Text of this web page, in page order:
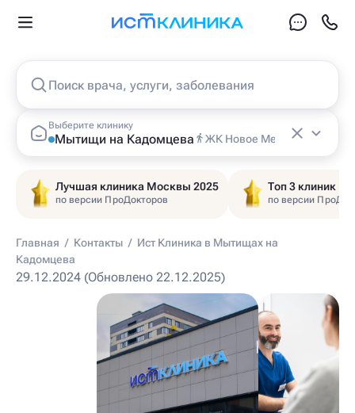
Поиск врача, услуги, заболевания
Выберите клинику
Мытищи на Кадомцева ЖК Новое Медведково
Лучшая клиника Москвы 2025
по версии ПроДокторов
Топ 3 клиник
по версии
Главная / Контакты / Ист Клиника в Мытищах на
Кадомцева
29.12.2024 (Обновлено 22.12.2025)